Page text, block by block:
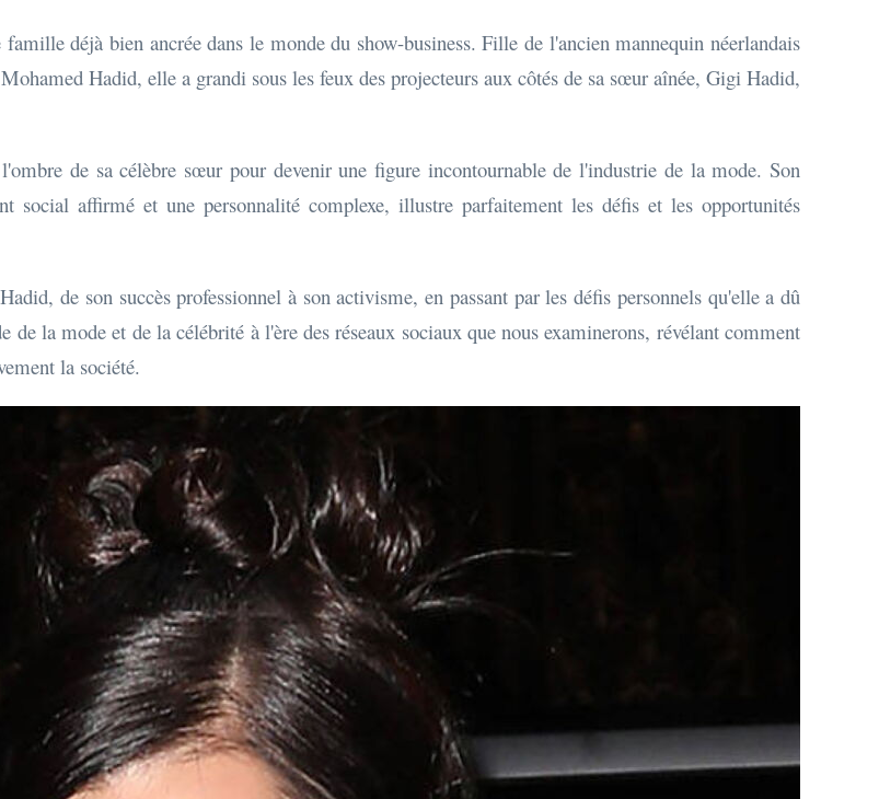
déjà bien ancrée dans le monde du show-business. Fille de l'ancien mannequin néerlandais
Hadid, elle a grandi sous les feux des projecteurs aux côtés de sa sœur aînée, Gigi Hadid,
de sa célèbre sœur pour devenir une figure incontournable de l'industrie de la mode. Son
social affirmé et une personnalité complexe, illustre parfaitement les défis et les opportunités
de son succès professionnel à son activisme, en passant par les défis personnels qu'elle a dû
la mode et de la célébrité à l'ère des réseaux sociaux que nous examinerons, révélant comment
la société.